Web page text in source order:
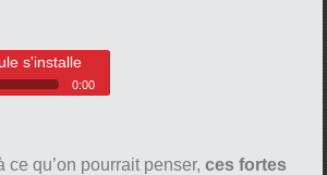
s'installe
0:00
ce qu’on pourrait penser,ces fortes